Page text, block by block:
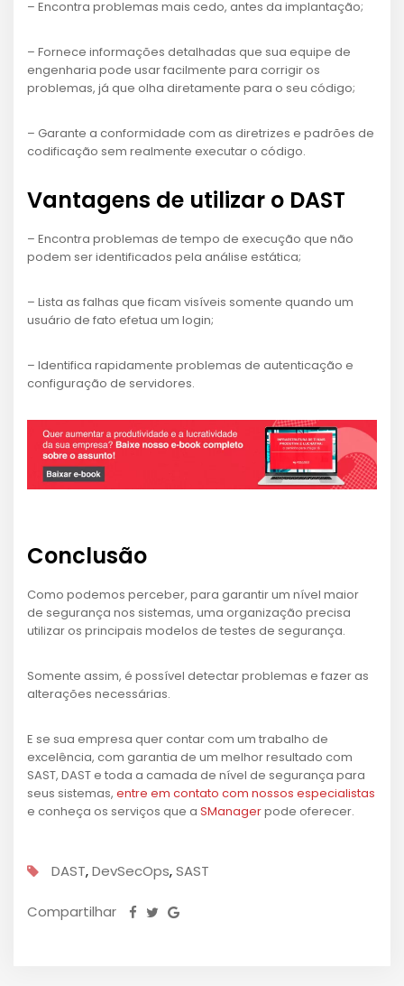
– Encontra problemas mais cedo, antes da implantação;
– Fornece informações detalhadas que sua equipe de
engenharia pode usar facilmente para corrigir os
problemas, já que olha diretamente para o seu código;
– Garante a conformidade com as diretrizes e padrões de
codificação sem realmente executar o código.
Vantagens de utilizar o DAST
– Encontra problemas de tempo de execução que não
podem ser identificados pela análise estática;
– Lista as falhas que ficam visíveis somente quando um
usuário de fato efetua um login;
– Identifica rapidamente problemas de autenticação e
configuração de servidores.
Conclusão
Como podemos perceber, para garantir um nível maior
de segurança nos sistemas, uma organização precisa
utilizar os principais modelos de testes de segurança.
Somente assim, é possível detectar problemas e fazer as
alterações necessárias.
E se sua empresa quer contar com um trabalho de
excelência, com garantia de um melhor resultado com
SAST, DAST e toda a camada de nível de segurança para
seus sistemas, entre em contato com nossos especialistas
e conheça os serviços que a SManagerpode oferecer.
DAST,DevSecOps,SAST
Compartilhar